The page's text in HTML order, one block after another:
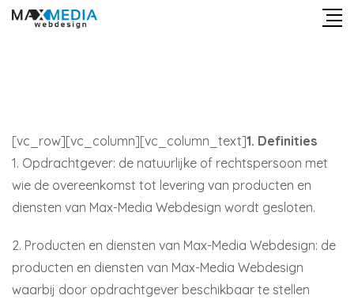
[vc_row][vc_column][vc_column_text]1. Definities
1. Opdrachtgever: de natuurlijke of rechtspersoon met
wie de overeenkomst tot levering van producten en
diensten van Max-Media Webdesign wordt gesloten.
2. Producten en diensten van Max-Media Webdesign: de
producten en diensten van Max-Media Webdesign
waarbij door opdrachtgever beschikbaar te stellen